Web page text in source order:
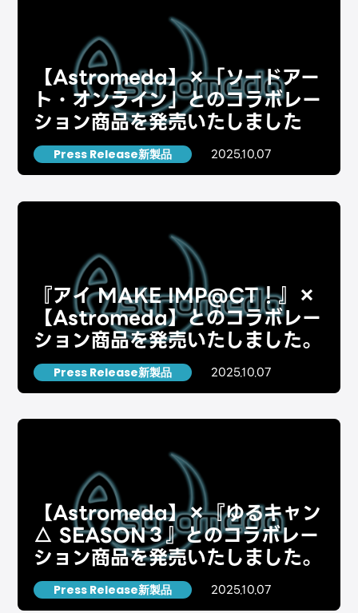
【Astromeda】×「ソードアー
ト・オンライン」とのコラボレー
ション商品を発売いたしました
Press Release新製品 2025.10.07
『アイ MAKE IMP@CT！』×
【Astromeda】とのコラボレー
ション商品を発売いたしました。
Press Release新製品 2025.10.07
【Astromeda】×『ゆるキャン
△ SEASON３』とのコラボレー
ション商品を発売いたしました。
Press Release新製品 2025.10.07